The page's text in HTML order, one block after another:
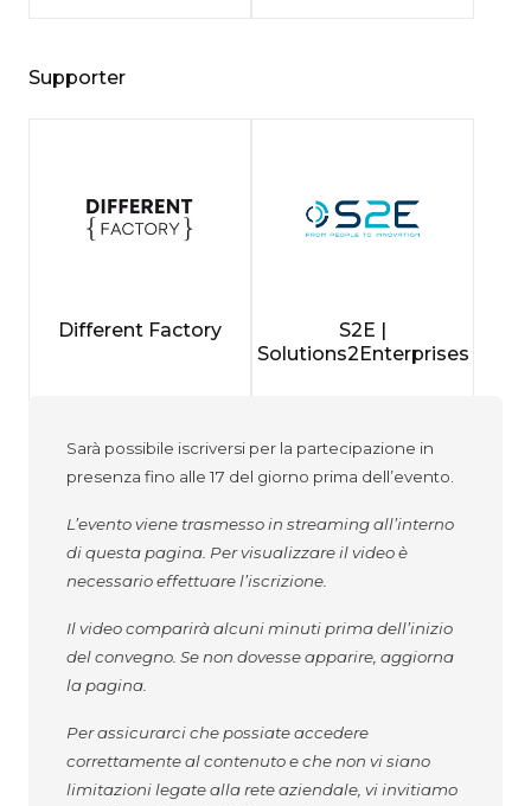
Sarà possibile iscriversi per la partecipazione in
presenza fino alle 17 del giorno prima dell’evento.
L’evento viene trasmesso in streaming all’interno
di questa pagina. Per visualizzare il video è
necessario effettuare l’iscrizione.
Il video comparirà alcuni minuti prima dell’inizio
del convegno. Se non dovesse apparire, aggiorna
la pagina.
Per assicurarci che possiate accedere
correttamente al contenuto e che non vi siano
limitazioni legate alla rete aziendale, vi invitiamo
Supporter
Different Factory
S2E |
Solutions2Enterprises